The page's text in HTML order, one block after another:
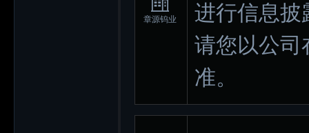
章源钨业
进行信息披
请您以公司
准。